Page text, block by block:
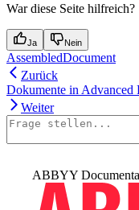
War diese Seite hilfreich?
Ja Nein
AssembledDocument
Zurück
Dokumente in Advanced
Weiter
ABBYY